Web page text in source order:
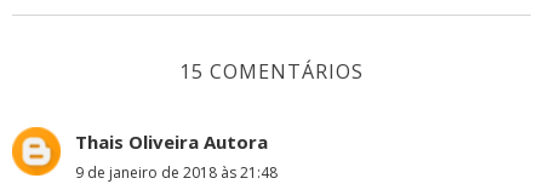
15 COMENTÁRIOS
Thais Oliveira Autora
9 de janeiro de 2018 às 21:48